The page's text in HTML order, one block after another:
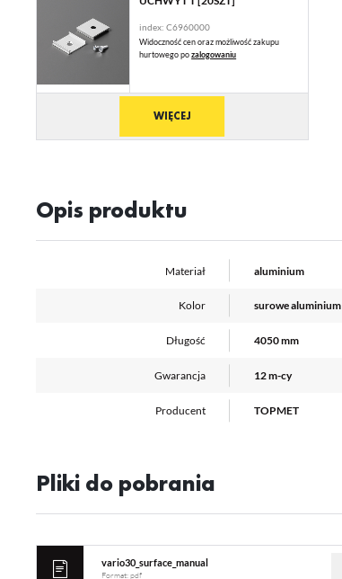
index: C6960000
Widoczność cen oraz możliwość zakupu
hurtowego pozalogowaniu
WIĘCEJ
Opis produktu
Materiał aluminium
Kolor surowe aluminium
Długość 4050 mm
Gwarancja 12 m-cy
Producent TOPMET
Pliki do pobrania
vario30_surface_manual
Format:pdf